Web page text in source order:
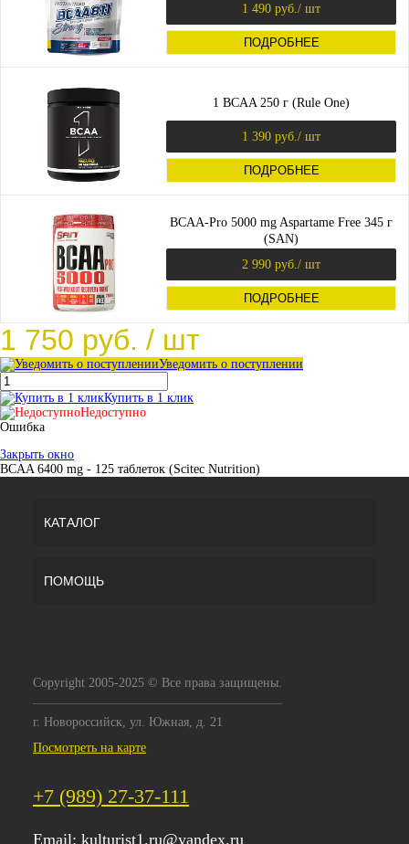
1 490 руб. / шт
ПОДРОБНЕЕ
1 BCAA 250 г (Rule One)
1 390 руб. / шт
ПОДРОБНЕЕ
BCAA-Pro 5000 mg Aspartame Free 345 г
(SAN)
2 990 руб. / шт
ПОДРОБНЕЕ
1 750 руб. / шт
Уведомить о поступлении
Купить в 1 клик
Недоступно
Ошибка
Закрыть окно
BCAA 6400 mg - 125 таблеток (Scitec Nutrition)
КАТАЛОГ
ПОМОЩЬ
Copyright 2005-2025 © Все права защищены.
г. Новороссийск, ул. Южная, д. 21
Посмотреть на карте
+7 (989) 27-37-111
Email: kulturist1.ru@yandex.ru